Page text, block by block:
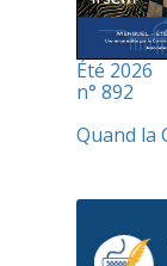
Été 2026
n° 892
Quand la